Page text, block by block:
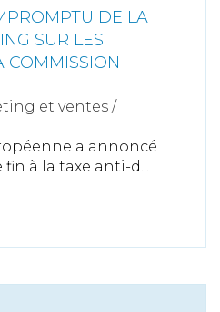
DE LA
SUR LES
COMMISSION
et ventes /
a annoncé
à la taxe anti-d...